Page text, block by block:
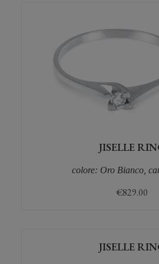
JISELLE
colore: Oro Bianco,
€829.00
JISELLE